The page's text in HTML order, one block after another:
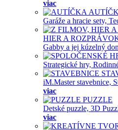
viac
Garáže a hracie sety,
HIER A
Gabby a jej kúzelný
Strategické hry,
iM.Master stavebnice,
viac
PUZZLE
Detské puzzle, 3D
viac